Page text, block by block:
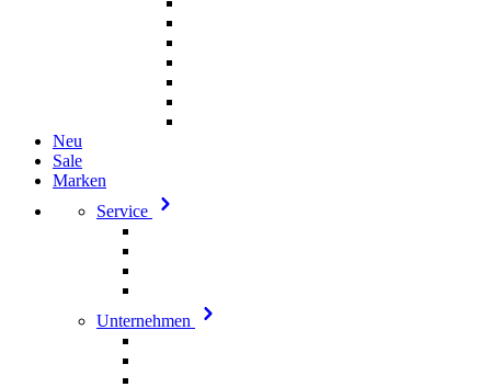
Neu
Sale
Marken
Service
Unternehmen